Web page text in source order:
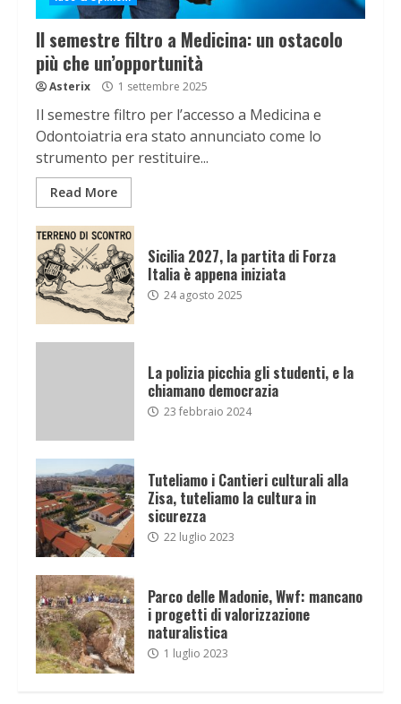
Il semestre filtro a Medicina: un ostacolo
più che un’opportunità
Asterix 1 settembre 2025
Il semestre filtro per l’accesso a Medicina e
Odontoiatria era stato annunciato come lo
strumento per restituire...
Read More
Sicilia 2027, la partita di Forza
Italia è appena iniziata
24 agosto 2025
La polizia picchia gli studenti, e la
chiamano democrazia
23 febbraio 2024
Tuteliamo i Cantieri culturali alla
Zisa, tuteliamo la cultura in
sicurezza
22 luglio 2023
Parco delle Madonie, Wwf: mancano
i progetti di valorizzazione
naturalistica
1 luglio 2023